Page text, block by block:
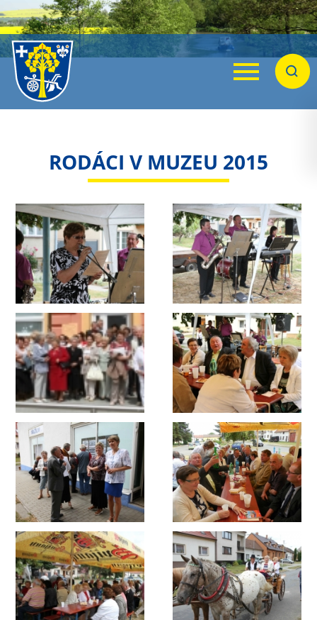
Menu
RODÁCI V MUZEU 2015